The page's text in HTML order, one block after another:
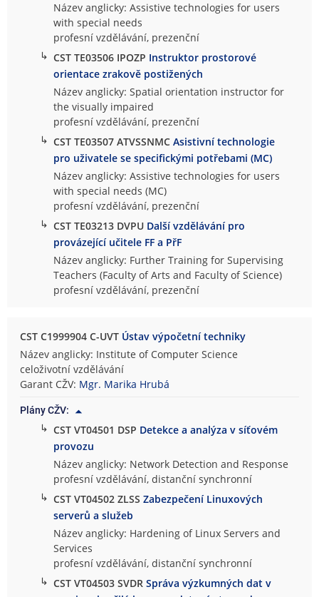
Název anglicky: Assistive technologies for users
with special needs
profesní vzdělávání, prezenční
↳ CST TE03506 IPOZP Instruktor prostorové
orientace zrakově postižených
Název anglicky: Spatial orientation instructor for
the visually impaired
profesní vzdělávání, prezenční
↳ CST TE03507 ATVSSNMCAsistivní technologie
pro uživatele se specifickými potřebami (MC)
Název anglicky: Assistive technologies for users
with special needs (MC)
profesní vzdělávání, prezenční
↳ CST TE03213 DVPU Další vzdělávání pro
provázející učitele FF a PřF
Název anglicky: Further Training for Supervising
Teachers (Faculty of Arts and Faculty of Science)
profesní vzdělávání, prezenční
CST C1999904 C-UVT Ústav výpočetní techniky
Název anglicky: Institute of Computer Science
celoživotní vzdělávání
Garant CŽV: Mgr. Marika Hrubá
Plány CŽV:
↳ CST VT04501 DSP Detekce a analýza v síťovém
provozu
Název anglicky: Network Detection and Response
profesní vzdělávání, distanční synchronní
↳ CST VT04502 ZLSSZabezpečení Linuxových
serverů a služeb
Název anglicky: Hardening of Linux Servers and
Services
profesní vzdělávání, distanční synchronní
↳ CST VT04503 SVDRSpráva výzkumných dat v